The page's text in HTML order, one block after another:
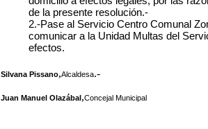
de la presente resolución.-
2.-Pase al Servicio Centro Comunal
comunicar a la Unidad Multas del
efectos.
Silvana Pissano,Alcaldesa.-
Juan Manuel Olazábal,Concejal Municipal